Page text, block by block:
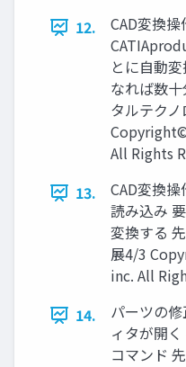
12.
CAD変換操
とに自動
なれば数
タルテク
All Rights
13.
CAD変換
読み込み
変換する
展4/3
inc. All
14.
パーツの
ィタが開
コマンド